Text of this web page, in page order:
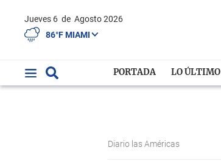
Jueves 6 de Agosto 2026
86°F MIAMI
PORTADA LO ÚLTIMO
Diario las Américas